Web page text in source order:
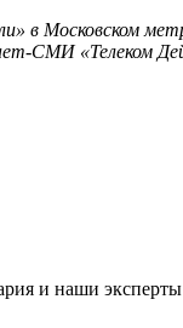
в Московском
СМИ «Телеком
и наши